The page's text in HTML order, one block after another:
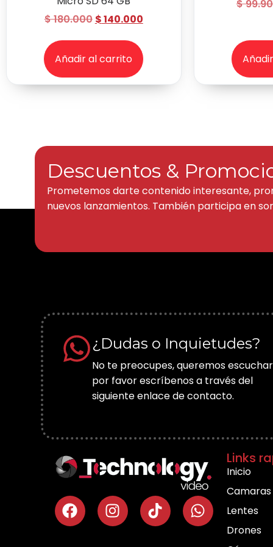
$180.000 $140.000
Añadir al carrito
$
Descuentos &
Prometemos darte contenido interesante,
nuevos lanzamientos. También participa en
¿Dudas o Inquietudes?
No te preocupes, queremos
por favor escríbenos a través del
siguiente enlace de contacto.
Links
Inicio
Camaras
Lentes
Drones